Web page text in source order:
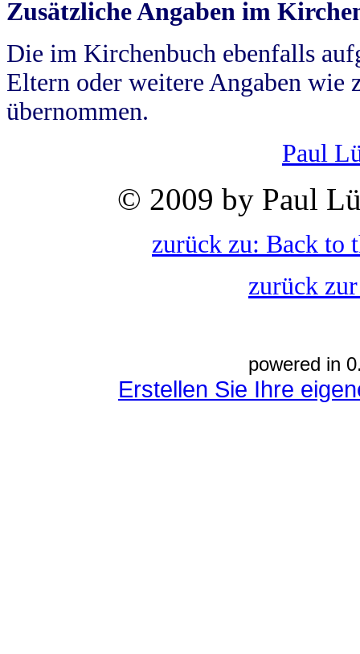
Zusätzliche Angaben im
Die im Kirchenbuch ebenfalls
Eltern oder weitere Angaben wie
übernommen.
Paul
© 2009 by Paul
zurück zu: Back to
zurück
powered in
Erstellen Sie Ihre